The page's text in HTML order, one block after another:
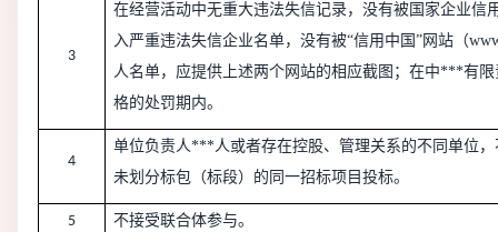
3
在经营活动中无重大违法失信记录，没有被国家企业信
入严重违法失信企业名单，没有被“信用中国”网站（
人名单，应提供上述两个网站的相应截图；在中***有
格的处罚期内。
4
单位负责人***人或者存在控股、管理关系的不同单位
未划分标包（标段）的同一招标项目投标。
5 不接受联合体参与。